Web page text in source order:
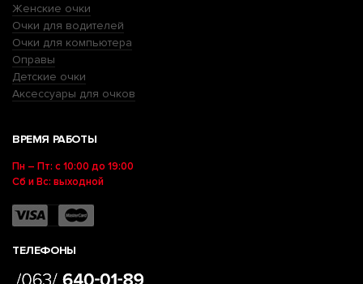
Женские очки
Очки для водителей
Очки для компьютера
Оправы
Детские очки
Аксессуары для очков
ВРЕМЯ РАБОТЫ
Пн – Пт: с 10:00 до 19:00
Сб и Вс: выходной
ТЕЛЕФОНЫ